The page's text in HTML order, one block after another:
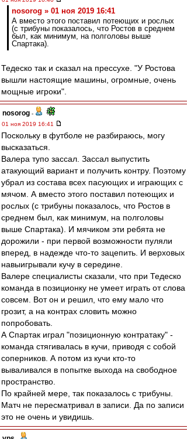
nosorog » 01 ноя 2019 16:41
А вместо этого поставил потеющих и рослых
(с трибуны показалось, что Ростов в среднем
был, как минимум, на полголовы выше
Спартака).
Тедеско так и сказал на прессухе. "У Ростова
вышли настоящие машины, огромные, очень
мощные игроки".
nosorog -
01 ноя 2019 16:41
Поскольку в футболе не разбираюсь, могу
высказаться.
Валера тупо зассал. Зассал выпустить
атакующий вариант и получить контру. Поэтому
убрал из состава всех пасующих и играющих с
мячом. А вместо этого поставил потеющих и
рослых (с трибуны показалось, что Ростов в
среднем был, как минимум, на полголовы
выше Спартака). И мячиком эти ребята не
дорожили - при первой возможности пуляли
вперед, в надежде что-то зацепить. И верховых
навыигрывали кучу в середине.
Валере специалисты сказали, что при Тедеско
команда в позиционку не умеет играть от слова
совсем. Вот он и решил, что ему мало что
грозит, а на контрах словить можно
попробовать.
А Спартак играл "позиционную контратаку" -
команда стягивалась в кучи, приводя с собой
соперников. А потом из кучи кто-то
вываливался в попытке выхода на свободное
пространство.
По крайней мере, так показалось с трибуны.
Матч не пересматривал в записи. Да по записи
это не очень и увидишь.